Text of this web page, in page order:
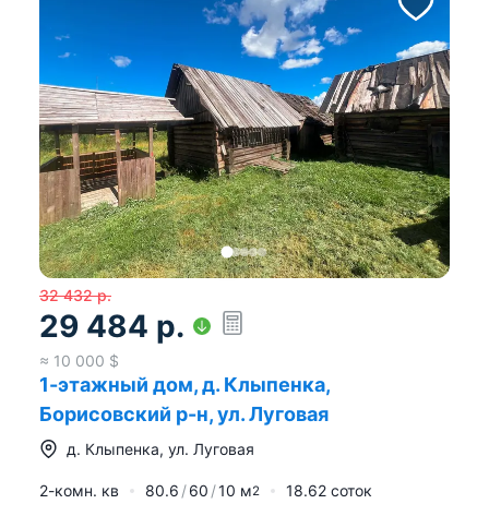
32 432 р.
29 484 р.
≈ 10 000 $
1-этажный дом, д. Клыпенка,
Борисовский р-н, ул. Луговая
д. Клыпенка, ул. Луговая
2-комн. кв 80.6 60 10 м2 18.62 соток